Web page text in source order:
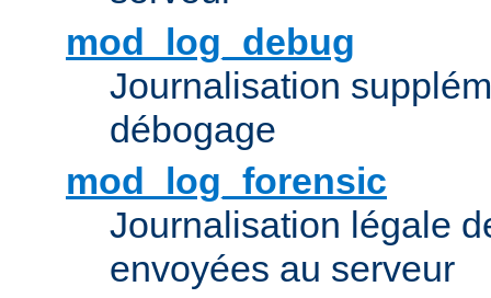
mod_log_debug
Journalisation
débogage
mod_log_forensic
Journalisation légale
envoyées au serveur